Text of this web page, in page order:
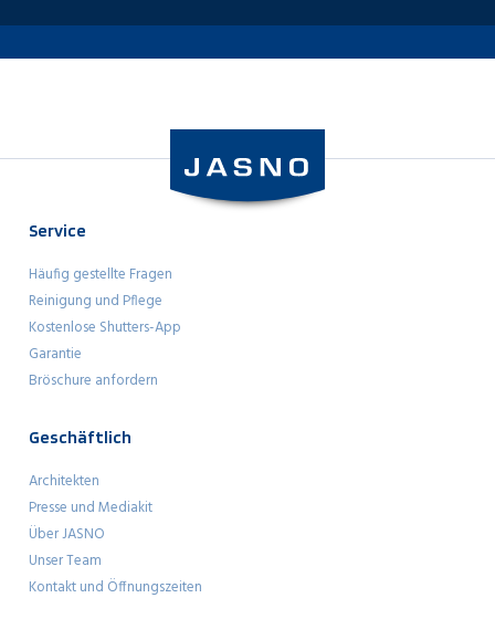
Service
Häufig gestellte Fragen
Reinigung und Pflege
Kostenlose Shutters-App
Garantie
Bröschure anfordern
Geschäftlich
Architekten
Presse und Mediakit
Über JASNO
Unser Team
Kontakt und Öffnungszeiten